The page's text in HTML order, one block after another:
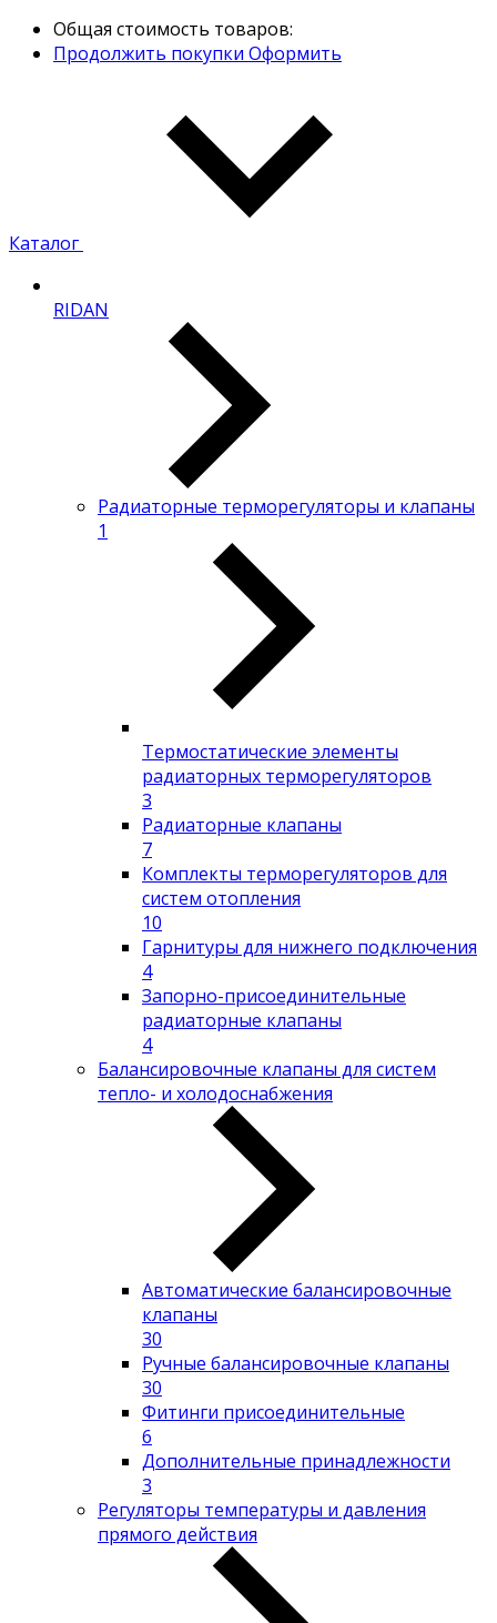
Общая стоимость товаров:
Продолжить покупки Оформить
Каталог
RIDAN
Радиаторные терморегуляторы и клапаны
1
Термостатические элементы
радиаторных терморегуляторов
3
Радиаторные клапаны
7
Комплекты терморегуляторов для
систем отопления
10
Гарнитуры для нижнего подключения
4
Запорно-присоединительные
радиаторные клапаны
4
Балансировочные клапаны для систем
тепло- и холодоснабжения
Автоматические балансировочные
клапаны
30
Ручные балансировочные клапаны
30
Фитинги присоединительные
6
Дополнительные принадлежности
3
Регуляторы температуры и давления
прямого действия